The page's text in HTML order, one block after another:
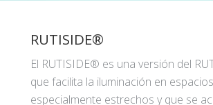
RUTISIDE®
El RUTISIDE® es una versión del
que facilita la iluminación en espacios
especialmente estrechos y que se